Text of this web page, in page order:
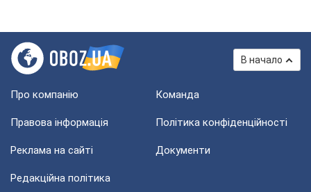
В начало
Про компанію Команда
Правова інформація Політика конфіденційності
Реклама на сайті Документи
Редакційна політика